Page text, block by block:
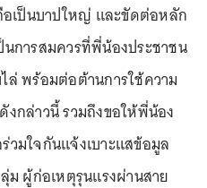
อเป็นบาปใหญ่ และขัดต่อหลัก
การสมควรที่พี่น้องประชาชน
ล่ พร้อมต่อต้านการใช้ความ
งกล่าวนี้ รวมถึงขอให้พี่น้อง
มใจกันแจ้งเบาะแสข้อมูล
ม ผู้ก่อเหตุรุนแรงผ่านสาย